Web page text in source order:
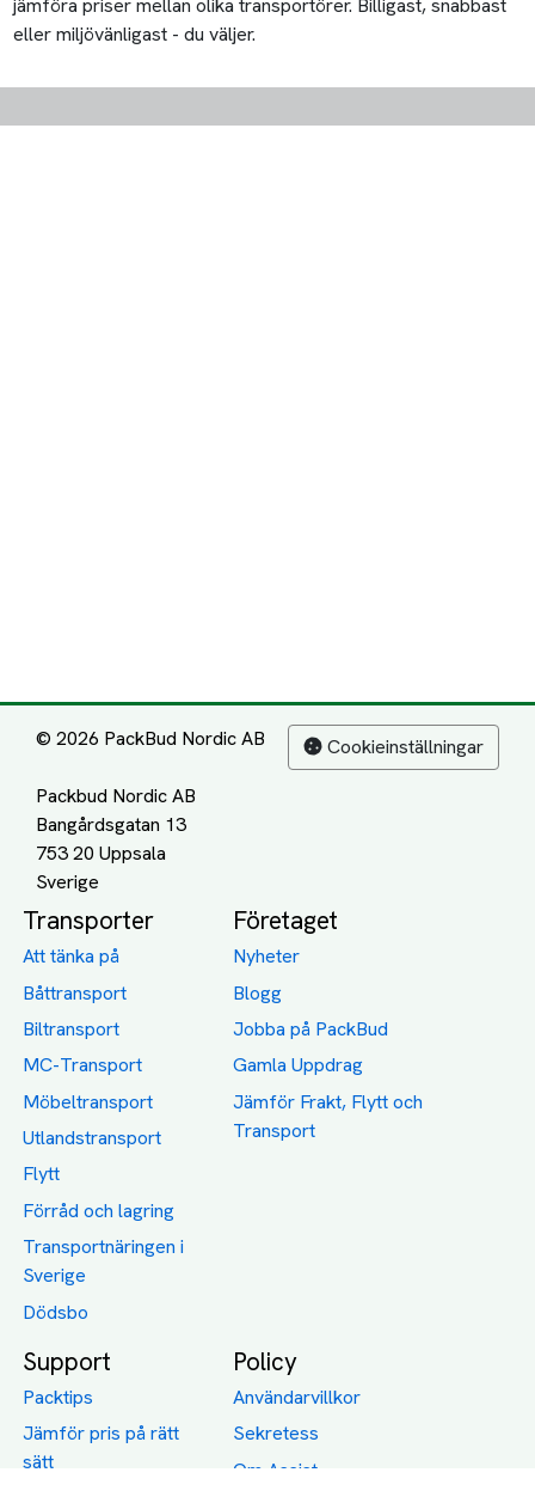
jämföra priser mellan olika transportörer. Billigast, snabbast
eller miljövänligast - du väljer.
© 2026 PackBud Nordic AB
Packbud Nordic AB
Bangårdsgatan 13
753 20 Uppsala
Cookieinställningar
Transporter
Att tänka på
Båttransport
Biltransport
MC-Transport
Möbeltransport
Utlandstransport
Flytt
Förråd och lagring
Transportnäringen i
Sverige
Dödsbo
Företaget
Nyheter
Blogg
Jobba på PackBud
Gamla Uppdrag
Jämför Frakt, Flytt och
Transport
Support
Packtips
Jämför pris på rätt
sätt
Policy
Användarvillkor
Sekretess
Om Assist